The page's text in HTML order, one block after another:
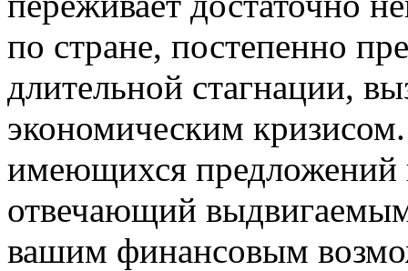
по стране, постепенно
длительной стагнации,
экономическим кризисом.
имеющихся предложений
отвечающий
вашим финансовым